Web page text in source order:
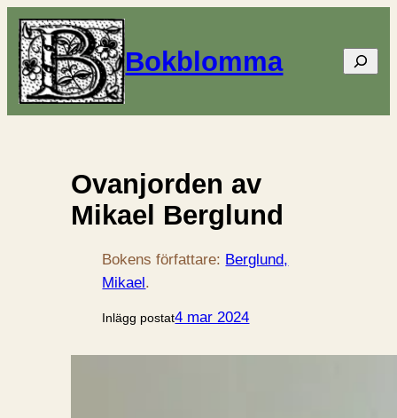
Bokblomma Sök
Ovanjorden av
Mikael Berglund
Bokens författare: Berglund,
Mikael .
Inlägg postat4 mar 2024